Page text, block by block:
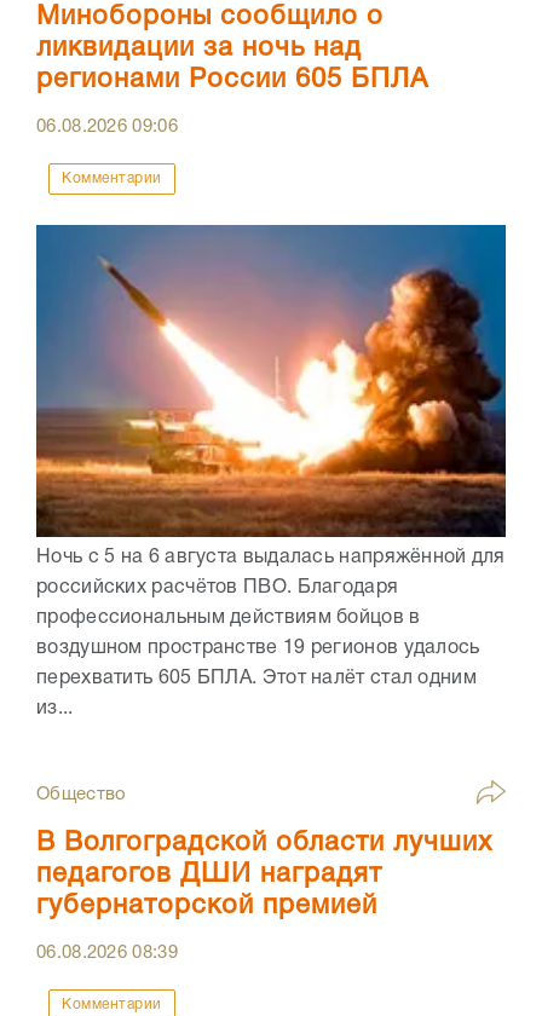
Минобороны сообщило о
ликвидации за ночь над
регионами России 605 БПЛА
06.08.202609:06
Комментарии
Ночь с 5 на 6 августа выдалась напряжённой для
российских расчётов ПВО. Благодаря
профессиональным действиям бойцов в
воздушном пространстве 19 регионов удалось
перехватить 605 БПЛА. Этот налёт стал одним
из...
Общество
В Волгоградской области лучших
педагогов ДШИ наградят
губернаторской премией
06.08.202608:39
Комментарии